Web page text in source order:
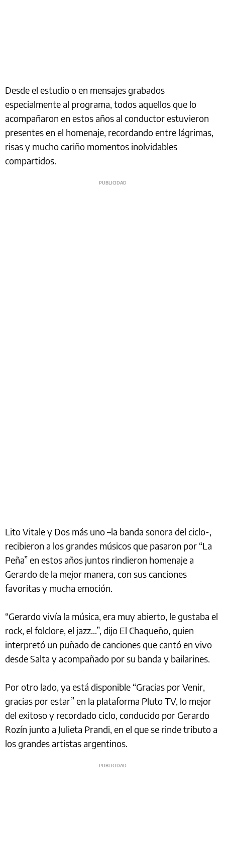
Desde el estudio o en mensajes grabados
especialmente al programa, todos aquellos que lo
acompañaron en estos años al conductor estuvieron
presentes en el homenaje, recordando entre lágrimas,
risas y mucho cariño momentos inolvidables
compartidos.
Lito Vitale y Dos más uno –la banda sonora del ciclo-,
recibieron a los grandes músicos que pasaron por “La
Peña” en estos años juntos rindieron homenaje a
Gerardo de la mejor manera, con sus canciones
favoritas y mucha emoción.
“Gerardo vivía la música, era muy abierto, le gustaba el
rock, el folclore, el jazz...”, dijo El Chaqueño, quien
interpretó un puñado de canciones que cantó en vivo
desde Salta y acompañado por su banda y bailarines.
Por otro lado, ya está disponible “Gracias por Venir,
gracias por estar” en la plataforma Pluto TV, lo mejor
del exitoso y recordado ciclo, conducido por Gerardo
Rozín junto a Julieta Prandi, en el que se rinde tributo a
los grandes artistas argentinos.